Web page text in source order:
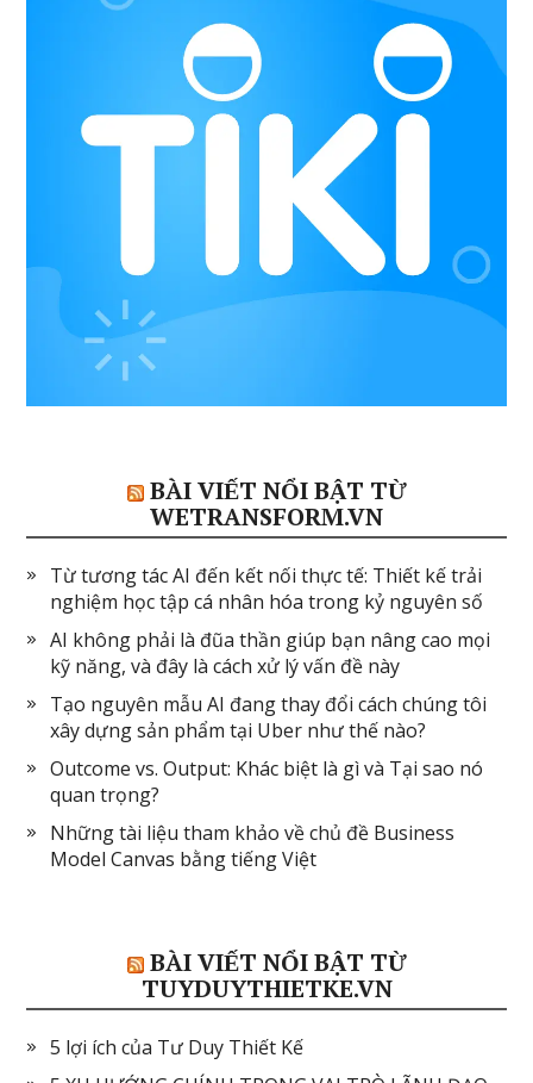
BÀI VIẾT NỔI BẬT TỪ
WETRANSFORM.VN
Từ tương tác AI đến kết nối thực tế: Thiết kế trải
nghiệm học tập cá nhân hóa trong kỷ nguyên số
AI không phải là đũa thần giúp bạn nâng cao mọi
kỹ năng, và đây là cách xử lý vấn đề này
Tạo nguyên mẫu AI đang thay đổi cách chúng tôi
xây dựng sản phẩm tại Uber như thế nào?
Outcome vs. Output: Khác biệt là gì và Tại sao nó
quan trọng?
Những tài liệu tham khảo về chủ đề Business
Model Canvas bằng tiếng Việt
BÀI VIẾT NỔI BẬT TỪ
TUYDUYTHIETKE.VN
5 lợi ích của Tư Duy Thiết Kế